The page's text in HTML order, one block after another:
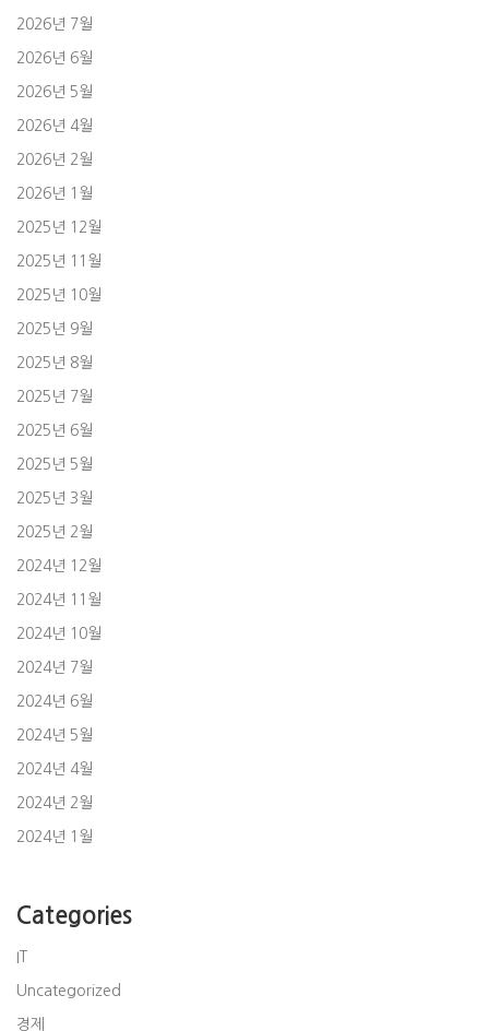
2026년 7월
2026년 6월
2026년 5월
2026년 4월
2026년 2월
2026년 1월
2025년 12월
2025년 11월
2025년 10월
2025년 9월
2025년 8월
2025년 7월
2025년 6월
2025년 5월
2025년 3월
2025년 2월
2024년 12월
2024년 11월
2024년 10월
2024년 7월
2024년 6월
2024년 5월
2024년 4월
2024년 2월
2024년 1월
Categories
IT
Uncategorized
경제